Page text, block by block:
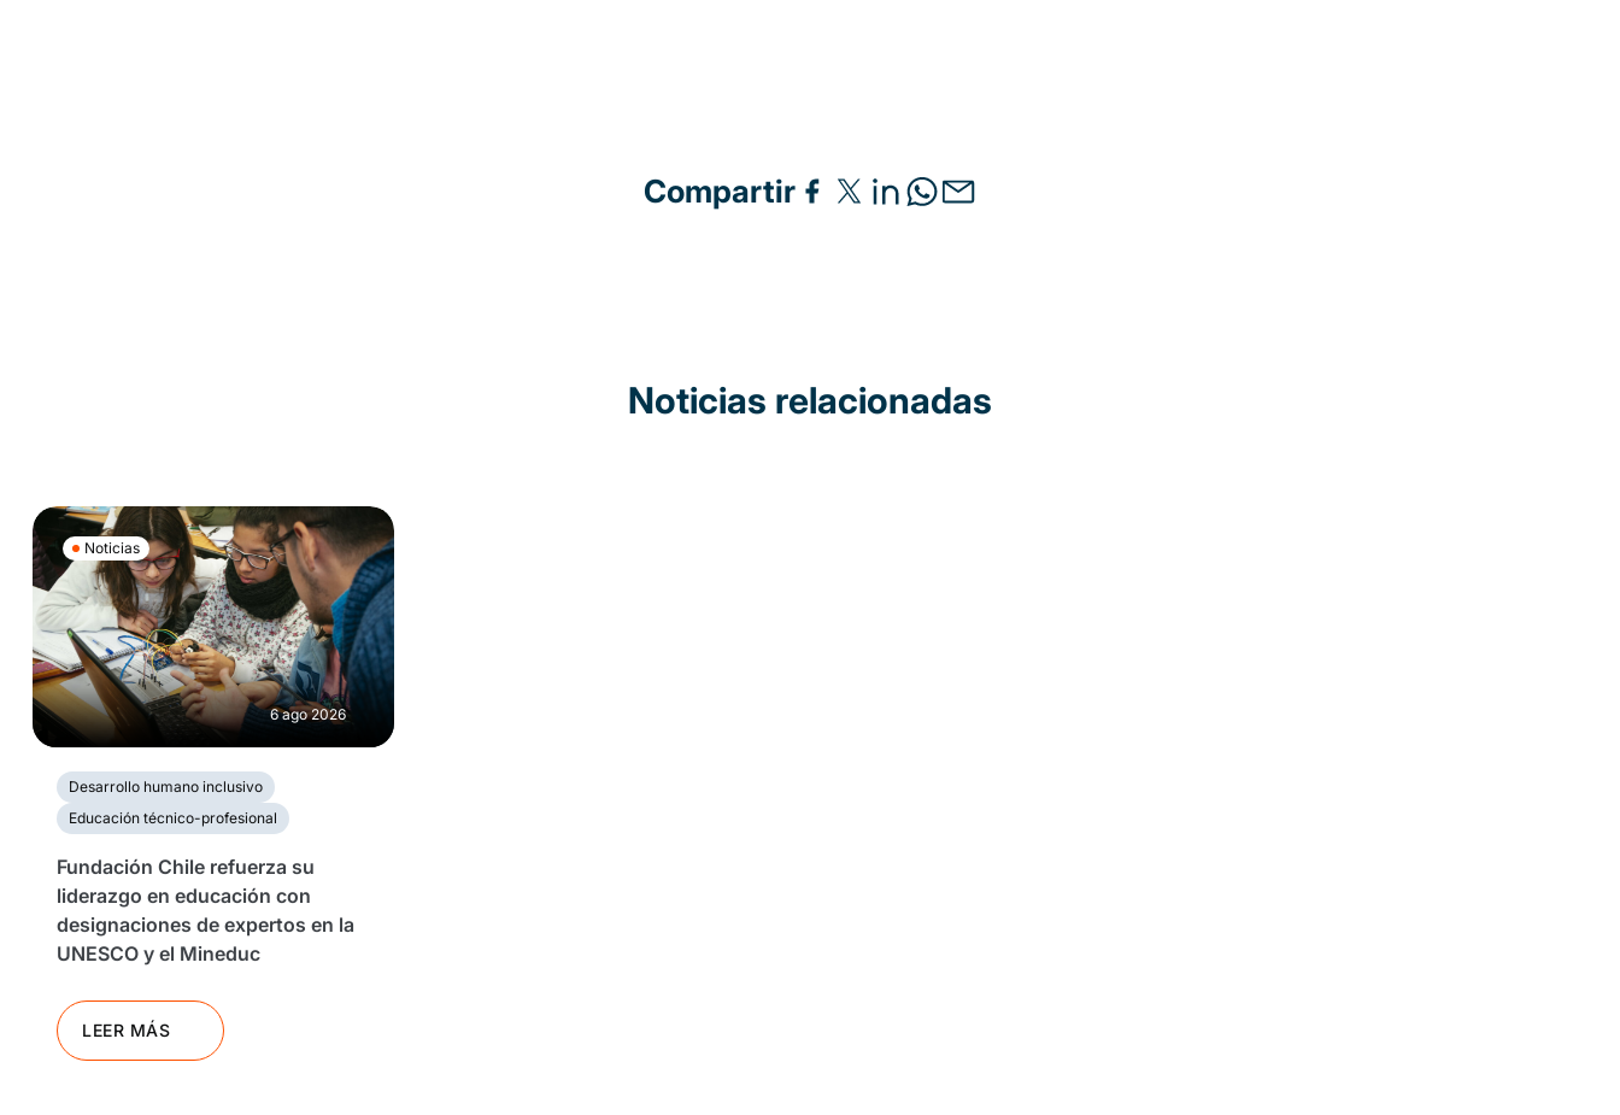
Compartir
Noticias relacionadas
Noticias
6 ago 2026
Desarrollo humano inclusivo
Educación técnico-profesional
Fundación Chile refuerza su
liderazgo en educación con
designaciones de expertos en la
UNESCO y el Mineduc
LEER MÁS